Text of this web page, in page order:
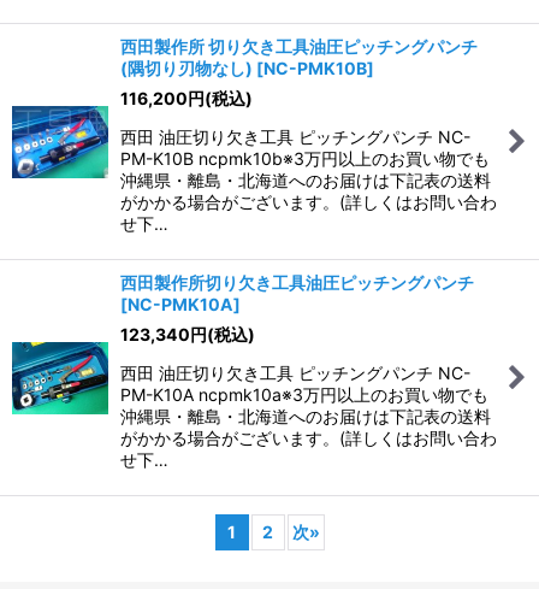
西田製作所 切り欠き工具油圧ピッチングパンチ
(隅切り刃物なし) [NC-PMK10B]
116,200円(税込)
西田 油圧切り欠き工具 ピッチングパンチ NC-
PM-K10B ncpmk10b※3万円以上のお買い物でも
沖縄県・離島・北海道へのお届けは下記表の送料
がかかる場合がございます。(詳しくはお問い合わ
せ下…
西田製作所切り欠き工具油圧ピッチングパンチ
[NC-PMK10A]
123,340円(税込)
西田 油圧切り欠き工具 ピッチングパンチ NC-
PM-K10A ncpmk10a※3万円以上のお買い物でも
沖縄県・離島・北海道へのお届けは下記表の送料
がかかる場合がございます。(詳しくはお問い合わ
せ下…
1 2 次»